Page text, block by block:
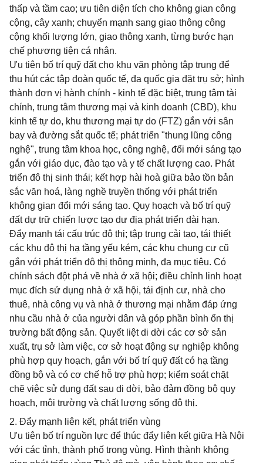
thấp và tầm cao; ưu tiên diện tích cho không gian công
cộng, cây xanh; chuyển mạnh sang giao thông công
cộng khối lượng lớn, giao thông xanh, từng bước hạn
chế phương tiện cá nhân.
Ưu tiên bố trí quỹ đất cho khu văn phòng tập trung để
thu hút các tập đoàn quốc tế, đa quốc gia đặt trụ sở; hình
thành đơn vị hành chính - kinh tế đặc biệt, trung tâm tài
chính, trung tâm thương mại và kinh doanh (CBD), khu
kinh tế tự do, khu thương mại tự do (FTZ) gắn với sân
bay và đường sắt quốc tế; phát triển "thung lũng công
nghệ", trung tâm khoa học, công nghệ, đổi mới sáng tạo
gắn với giáo dục, đào tạo và y tế chất lượng cao. Phát
triển đô thị sinh thái; kết hợp hài hoà giữa bảo tồn bản
sắc văn hoá, làng nghề truyền thống với phát triển
không gian đổi mới sáng tạo. Quy hoạch và bố trí quỹ
đất dự trữ chiến lược tạo dư địa phát triển dài hạn.
Đẩy mạnh tái cấu trúc đô thị; tập trung cải tạo, tái thiết
các khu đô thị hạ tầng yếu kém, các khu chung cư cũ
gắn với phát triển đô thị thông minh, đa mục tiêu. Có
chính sách đột phá về nhà ở xã hội; điều chỉnh linh hoạt
mục đích sử dụng nhà ở xã hội, tái định cư, nhà cho
thuê, nhà công vụ và nhà ở thương mại nhằm đáp ứng
nhu cầu nhà ở của người dân và góp phần bình ổn thị
trường bất động sản. Quyết liệt di dời các cơ sở sản
xuất, trụ sở làm việc, cơ sở hoạt động sự nghiệp không
phù hợp quy hoạch, gắn với bố trí quỹ đất có hạ tầng
đồng bộ và có cơ chế hỗ trợ phù hợp; kiểm soát chặt
chẽ việc sử dụng đất sau di dời, bảo đảm đồng bộ quy
hoạch, môi trường và chất lượng sống đô thị.
2. Đẩy mạnh liên kết, phát triển vùng
Ưu tiên bố trí nguồn lực để thúc đẩy liên kết giữa Hà Nội
với các tỉnh, thành phố trong vùng. Hình thành không